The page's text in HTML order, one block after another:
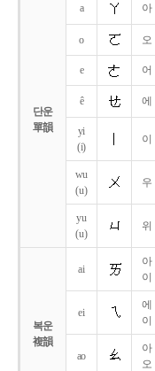
단운
單韻
a 아
o 오
e 어
ê 에
yi
(i)
이
wu
(u)
우
yu
(u)
위
복운
複韻
ai
아
이
ei
에
이
ao
아
오